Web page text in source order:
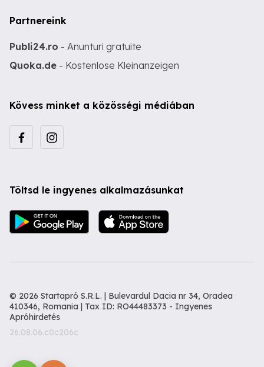
Partnereink
Publi24.ro - Anunturi gratuite
Quoka.de - Kostenlose Kleinanzeigen
Kövess minket a közösségi médiában
Töltsd le ingyenes alkalmazásunkat
© 2026 Startapró S.R.L. | Bulevardul Dacia nr 34, Oradea
410346, Romania | Tax ID: RO44483373 - Ingyenes
Apróhirdetés
26.08.06.c0c206c